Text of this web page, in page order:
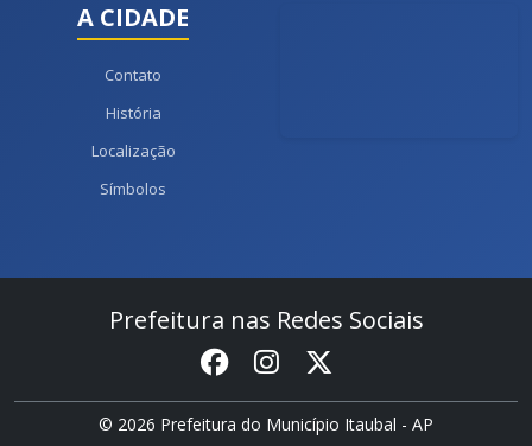
A CIDADE
Contato
História
Localização
Símbolos
Prefeitura nas Redes Sociais
© 2026 Prefeitura do Município Itaubal - AP